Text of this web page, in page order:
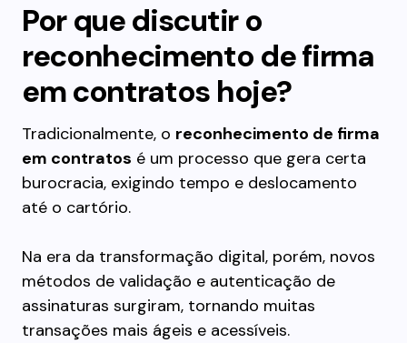
Por que discutir o
reconhecimento de firma
em contratos hoje?
Tradicionalmente, o reconhecimento de firma
em contratos é um processo que gera certa
burocracia, exigindo tempo e deslocamento
até o cartório.
Na era da transformação digital, porém, novos
métodos de validação e autenticação de
assinaturas surgiram, tornando muitas
transações mais ágeis e acessíveis.